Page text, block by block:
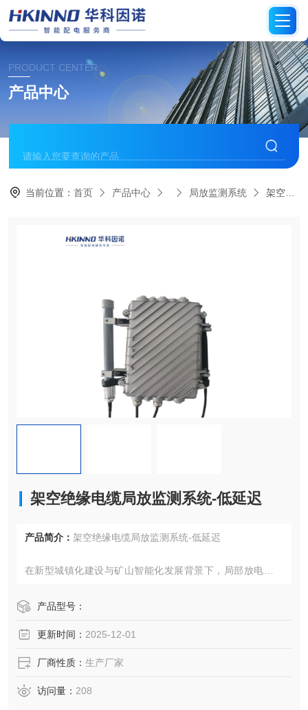
PRODUCT CENTER
产品中心
当前位置：首页 产品中心 局放监测系统 架空绝缘电缆局放监测系统-低延迟
架空绝缘电缆局放监测系统-低延迟
产品简介： 架空绝缘电缆局放监测系统-低延迟
在新型城镇化建设与矿山智能化发展背景下，局部放电监测
架空绝缘电缆与矿用电缆两大场景，解析基于暂态地电压（T
产品型号：
更新时间： 2025-12-01
厂商性质： 生产厂家
访问量： 208